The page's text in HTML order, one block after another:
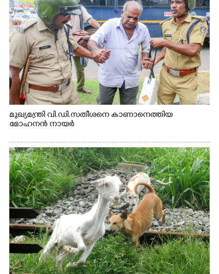
മുഖ്യമന്ത്രി വി.ഡി.സതീശനെ കാണാനെത്തിയ
മോഹനൻ നായർ